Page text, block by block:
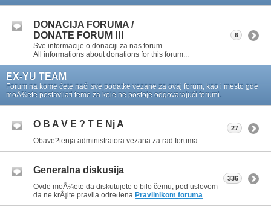
DONACIJA FORUMA /
DONATE FORUM !!!
Sve informacije o donaciji za nas forum...
All informations about donations for this forum...
6
EX-YU TEAM
Forum na kome ćete naći sve podatke vezane za ovaj forum, kao i mesto gde
moÅ¾ete postavljati teme za koje ne postoje odgovarajući forumi.
O B A V E ? T E Nj A
Obave?tenja administratora vezana za rad foruma...
27
Generalna diskusija
Ovde moÅ¾ete da diskutujete o bilo čemu, pod uslovom
da ne krÅ¡ite pravila određena Pravilnikom foruma
336